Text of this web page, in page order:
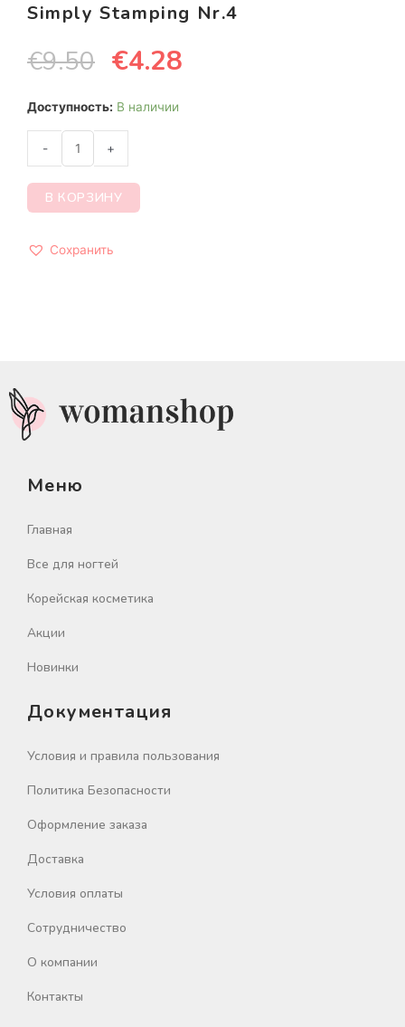
Simply Stamping Nr.4
€9.50 €4.28
Доступность: В наличии
- +
В КОРЗИНУ
Сохранить
Меню
Главная
Все для ногтей
Корейская косметика
Акции
Новинки
Документация
Условия и правила пользования
Политика Безопасности
Оформление заказа
Доставка
Условия оплаты
Сотрудничество
О компании
Контакты